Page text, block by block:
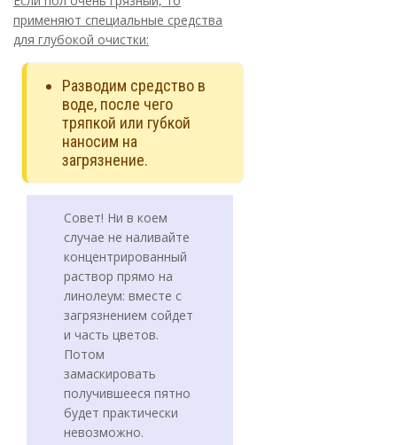
применяют специальные средства
для глубокой очистки:
Разводим средство в
воде, после чего
тряпкой или губкой
наносим на
загрязнение.
Совет! Ни в коем
случае не наливайте
концентрированный
раствор прямо на
линолеум: вместе с
загрязнением сойдет
и часть цветов.
Потом
замаскировать
получившееся пятно
будет практически
невозможно.